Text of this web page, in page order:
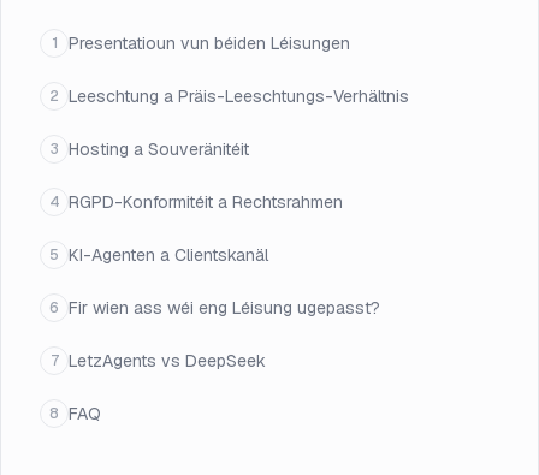
1 Presentatioun vun béiden Léisungen
2 Leeschtung a Präis-Leeschtungs-Verhältnis
3 Hosting a Souveränitéit
4 RGPD-Konformitéit a Rechtsrahmen
5 KI-Agenten a Clientskanäl
6 Fir wien ass wéi eng Léisung ugepasst?
7 LetzAgents vs DeepSeek
8 FAQ